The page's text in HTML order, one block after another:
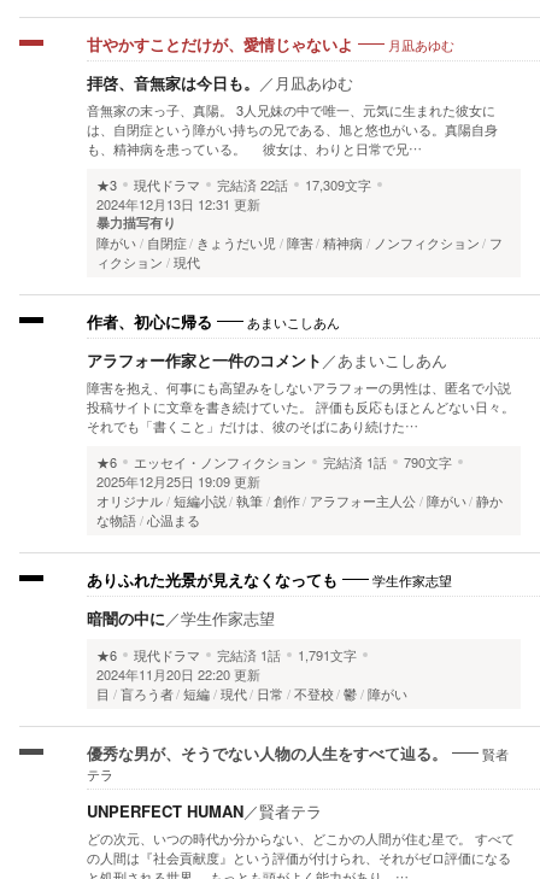
甘やかすことだけが、愛情じゃないよ 月凪あゆむ
拝啓、音無家は今日も。 ／ 月凪あゆむ
音無家の末っ子、真陽。 3人兄妹の中で唯一、元気に生まれた彼女に
は、自閉症という障がい持ちの兄である、旭と悠也がいる。真陽自身
も、精神病を患っている。 彼女は、わりと日常で兄…
★3
現代ドラマ 完結済22話
17,309文字
2024年12月13日 12:31 更新
暴力描写有り
障がい 自閉症 きょうだい児 障害 精神病 ノンフィクション
フ
ィクション
現代
作者、初心に帰る あまいこしあん
アラフォー作家と一件のコメント ／あまいこしあん
障害を抱え、何事にも高望みをしないアラフォーの男性は、匿名で小説
投稿サイトに文章を書き続けていた。 評価も反応もほとんどない日々。
それでも「書くこと」だけは、彼のそばにあり続けた…
★6
エッセイ・ノンフィクション 完結済 1話
790文字
2025年12月25日 19:09 更新
オリジナル 短編小説 執筆 創作 アラフォー主人公 障がい 静か
な物語 心温まる
ありふれた光景が見えなくなっても 学生作家志望
暗闇の中に ／学生作家志望
★6 現代ドラマ 完結済 1話
1,791文字
2024年11月20日 22:20 更新
目
盲ろう者 短編 現代 日常 不登校 鬱 障がい
優秀な男が、そうでない人物の人生をすべて辿る。
賢者
テラ
UNPERFECT HUMAN／賢者テラ
どの次元、いつの時代か分からない、どこかの人間が住む星で。 すべて
の人間は『社会貢献度』という評価が付けられ、それがゼロ評価になる